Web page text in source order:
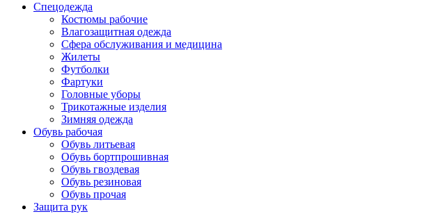
Спецодежда
Костюмы рабочие
Влагозащитная одежда
Сфера обслуживания и медицина
Жилеты
Футболки
Фартуки
Головные уборы
Трикотажные изделия
Зимняя одежда
Обувь рабочая
Обувь литьевая
Обувь бортпрошивная
Обувь гвоздевая
Обувь резиновая
Обувь прочая
Защита рук